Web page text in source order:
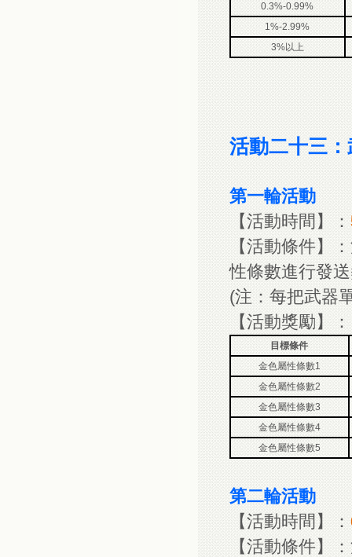
0.3%-0.99%
1%-2.99%
3%以上
活動二十三
第一輪活動
【活動時間】：
【活動條件】
性條數進行發
(注：每把武器
【活動獎勵】：
目標條件
金色屬性條數1
金色屬性條數2
金色屬性條數3
金色屬性條數4
金色屬性條數5
第二輪活動
【活動時間】：
【活動條件】